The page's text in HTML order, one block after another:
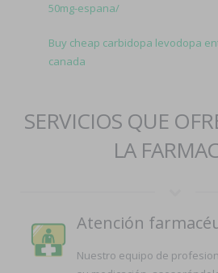
50mg-espana/
Buy cheap carbidopa levodopa
canada
SERVICIOS QUE
LA
Atención
Nuestro equipo de